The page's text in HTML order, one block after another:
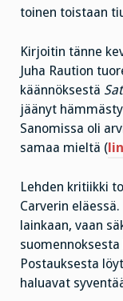
toinen toistaan
Kirjoitin tänne
Juha Raution
käännöksestä
jäänyt
Sanomissa oli
samaa mieltä (
Lehden kritiikki
Carverin
lainkaan, vaan
Postauksesta
haluavat